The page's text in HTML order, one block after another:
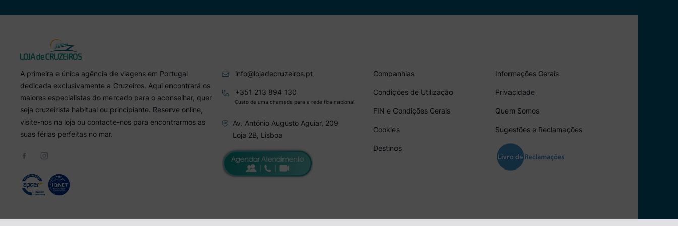
A primeira e única agência de viagens em Portugal
dedicada exclusivamente a Cruzeiros. Aqui encontrará os
maiores especialistas do mercado para o aconselhar, quer
seja cruzeirista habitual ou principiante. Reserve online,
visite-nos na loja ou contacte-nos para encontrarmos as
suas férias perfeitas no mar.
info@lojadecruzeiros.pt
+351 213 894 130
Custo de uma chamada para a rede fixa nacional
Av. António Augusto Aguiar, 209
Loja 2B, Lisboa
Companhias
Condições de Utilização
FIN e Condições Gerais
Cookies
Destinos
Informações Gerais
Privacidade
Quem Somos
Sugestões e Reclamações